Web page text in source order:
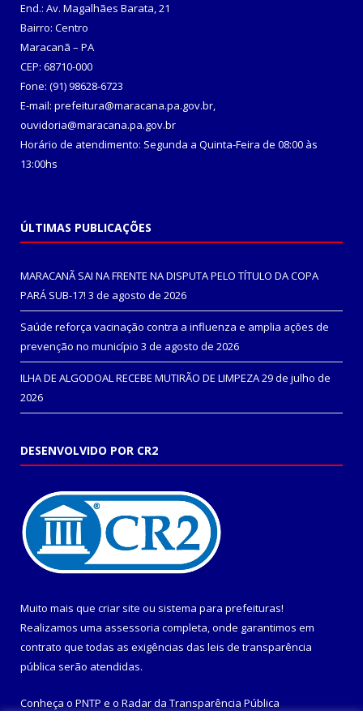
End.: Av. Magalhães Barata, 21
Bairro: Centro
Maracanã – PA
CEP: 68710-000
Fone: (91) 98628-6723
E-mail: prefeitura@maracana.pa.gov.br,
ouvidoria@maracana.pa.gov.br
Horário de atendimento: Segunda a Quinta-Feira de 08:00 às
13:00hs
ÚLTIMAS PUBLICAÇÕES
MARACANÃ SAI NA FRENTE NA DISPUTA PELO TÍTULO DA COPA
PARÁ SUB-17! 3 de agosto de 2026
Saúde reforça vacinação contra a influenza e amplia ações de
prevenção no município 3 de agosto de 2026
ILHA DE ALGODOAL RECEBE MUTIRÃO DE LIMPEZA29 de julho de
2026
DESENVOLVIDO POR CR2
Muito mais que criar site ou sistema para prefeituras!
Realizamos uma assessoria completa, onde garantimos em
contrato que todas as exigências das leis de transparência
pública serão atendidas.
Conheça o PNTP e o Radar da Transparência Pública